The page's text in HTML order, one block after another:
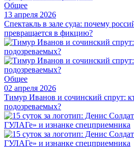
Общее
13 апреля 2026
Спектакль в зале суда: почему
превращается в фикцию?
Общее
02 апреля 2026
Тимур Иванов и сочинский спрут:
подозреваемых?